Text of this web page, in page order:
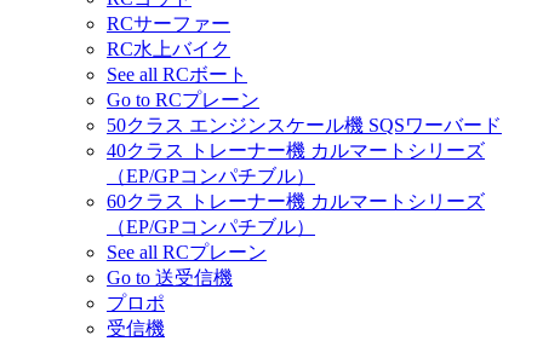
RCサーファー
RC水上バイク
See all RCボート
Go to RCプレーン
50クラス エンジンスケール機 SQSワーバード
40クラス トレーナー機 カルマートシリーズ
（EP/GPコンパチブル）
60クラス トレーナー機 カルマートシリーズ
（EP/GPコンパチブル）
See all RCプレーン
Go to 送受信機
プロポ
受信機